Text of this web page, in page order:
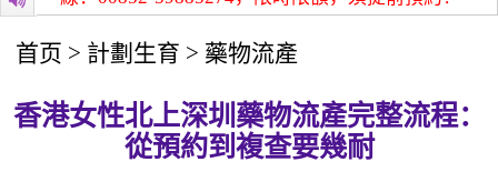
首页 > 計劃生育 > 藥物流產
香港女性北上深圳藥物流產完整流程：
從預約到複查要幾耐